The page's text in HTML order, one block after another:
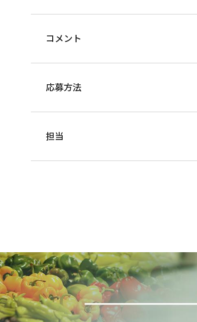
コメント
応募方法
担当